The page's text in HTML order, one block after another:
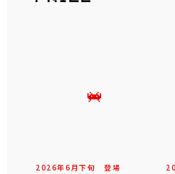
2026年6 月下旬 登場